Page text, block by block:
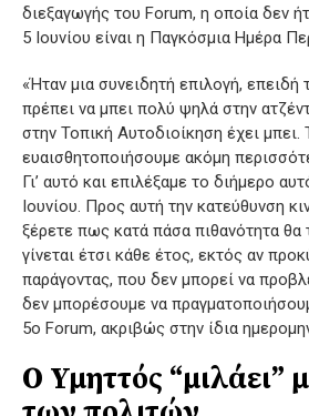
διεξαγωγής του Forum, η οποία δεν
5 Ιουνίου είναι η Παγκόσμια Ημέρα
«Ήταν μια συνειδητή επιλογή, επειδή
πρέπει να μπει πολύ ψηλά στην
στην Τοπική Αυτοδιοίκηση έχει μπει.
ευαισθητοποιήσουμε ακόμη
Γι’ αυτό και επιλέξαμε το διήμερο
Ιουνίου. Προς αυτή την κατεύθυνση
ξέρετε πως κατά πάσα πιθανότητα
γίνεται έτσι κάθε έτος, εκτός αν
παράγοντας, που δεν μπορεί να
δεν μπορέσουμε να
5ο Forum, ακριβώς στην ίδια
Ο Υμηττός “μιλάει”